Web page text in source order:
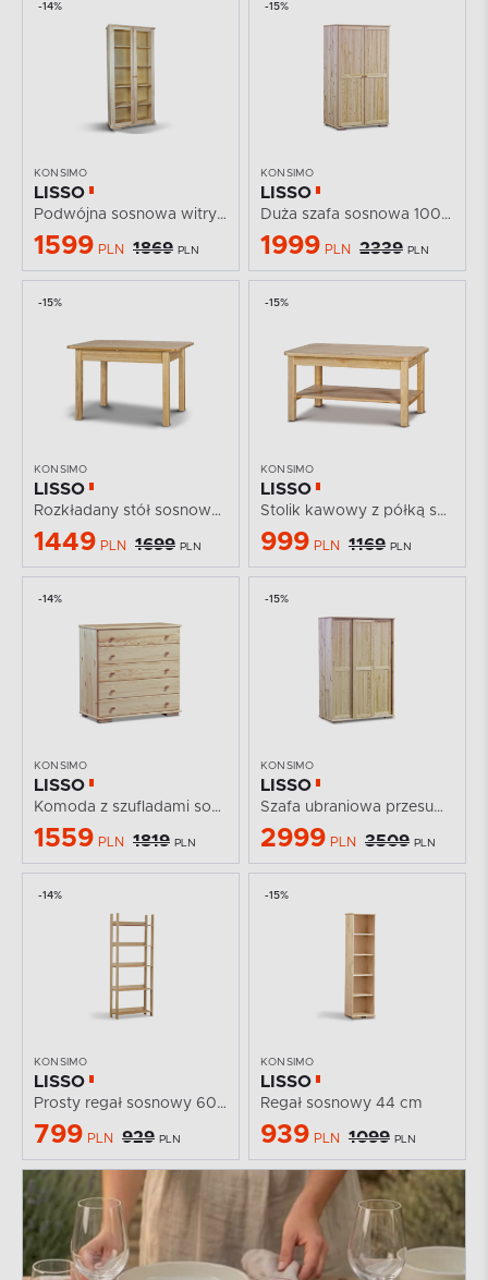
-14%
KONSIMO
LISSO
Podwójna sosnowa witryna szklana
1599 PLN 1869 PLN
-15%
KONSIMO
LISSO
Duża szafa sosnowa 100 cm
1999 PLN 2339 PLN
-15%
KONSIMO
LISSO
Rozkładany stół sosnowy 120 cm
1449 PLN 1699 PLN
-15%
KONSIMO
LISSO
Stolik kawowy z półką sosnowy
999 PLN 1169 PLN
-14%
KONSIMO
LISSO
Komoda z szufladami sosnowa 98 cm
1559 PLN 1819 PLN
-15%
KONSIMO
LISSO
Szafa ubraniowa przesuwna sosnowa przesuwna 120 cm
2999 PLN 3509 PLN
-14%
KONSIMO
LISSO
Prosty regał sosnowy 60 cm
799 PLN 929 PLN
-15%
KONSIMO
LISSO
Regał sosnowy 44 cm
939 PLN 1099 PLN